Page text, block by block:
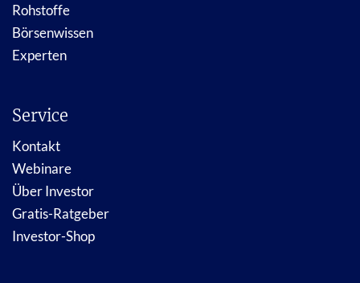
Rohstoffe
Börsenwissen
Experten
Service
Kontakt
Webinare
Über Investor
Gratis-Ratgeber
Investor-Shop